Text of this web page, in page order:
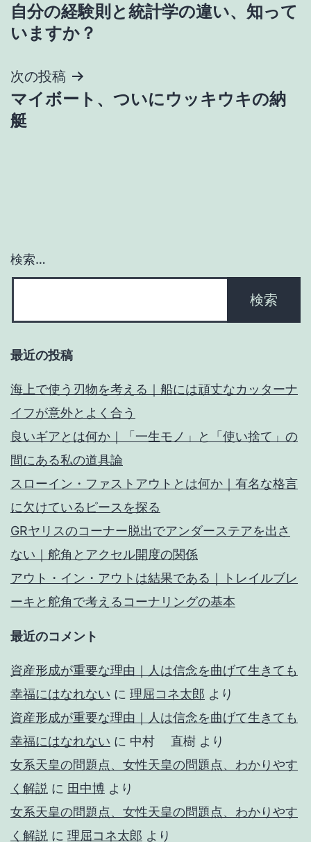
稿
ビ
ゲ
ン
自分の経験則と統計学の違い、知って
いますか？
次の投稿
マイボート、ついにウッキウキの納
艇
検索…
最近の投稿
海上で使う刃物を考える｜船には頑丈なカッターナ
イフが意外とよく合う
良いギアとは何か｜「一生モノ」と「使い捨て」の
間にある私の道具論
スローイン・ファストアウトとは何か｜有名な格言
に欠けているピースを探る
GRヤリスのコーナー脱出でアンダーステアを出さ
ない｜舵角とアクセル開度の関係
アウト・イン・アウトは結果である｜トレイルブレ
ーキと舵角で考えるコーナリングの基本
最近のコメント
資産形成が重要な理由｜人は信念を曲げて生きても
幸福にはなれない に 理屈コネ太郎 より
資産形成が重要な理由｜人は信念を曲げて生きても
幸福にはなれない に 中村 直樹 より
女系天皇の問題点、女性天皇の問題点、わかりやす
く解説 に 田中博 より
女系天皇の問題点、女性天皇の問題点、わかりやす
く解説 に 理屈コネ太郎 より